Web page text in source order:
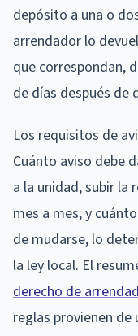
depósito a una o
arrendador lo
que correspondan,
de días después de
Los requisitos de
Cuánto aviso debe
a la unidad, subir la
mes a mes, y
de mudarse, lo
la ley local. El
derecho de
reglas provienen de